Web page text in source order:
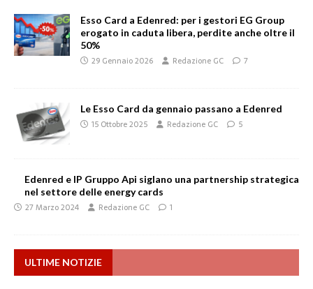
Esso Card a Edenred: per i gestori EG Group
erogato in caduta libera, perdite anche oltre il
50%
29 Gennaio 2026 Redazione GC 7
Le Esso Card da gennaio passano a Edenred
15 Ottobre 2025 Redazione GC 5
Edenred e IP Gruppo Api siglano una partnership strategica
nel settore delle energy cards
27 Marzo 2024 Redazione GC 1
ULTIME NOTIZIE